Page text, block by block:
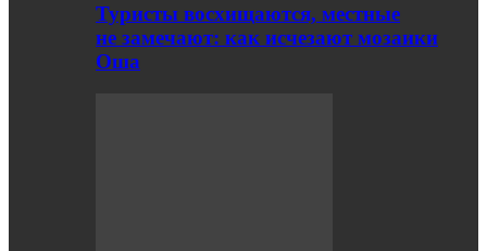
Туристы восхищаются, местные
не замечают: как исчезают мозаики
Оша